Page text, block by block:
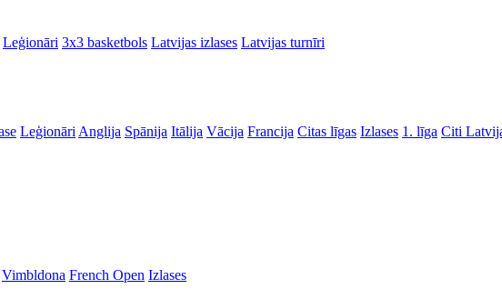
Leģionāri 3x3 basketbols Latvijas izlases Latvijas turnīri
Leģionāri Anglija Spānija Itālija Vācija Francija Citas līgas Izlases 1. līga Citi
Vimbldona French Open Izlases